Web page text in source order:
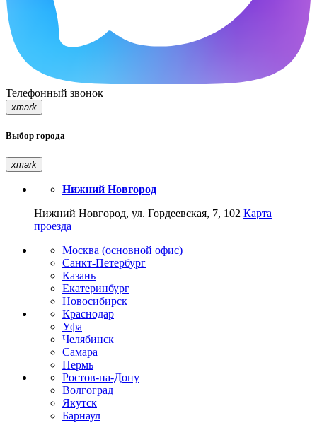
Телефонный звонок
xmark
Выбор города
xmark
Нижний Новгород
Нижний Новгород, ул. Гордеевская, 7, 102 Карта
проезда
Москва (основной офис)
Санкт-Петербург
Казань
Екатеринбург
Новосибирск
Краснодар
Уфа
Челябинск
Самара
Пермь
Ростов-на-Дону
Волгоград
Якутск
Барнаул